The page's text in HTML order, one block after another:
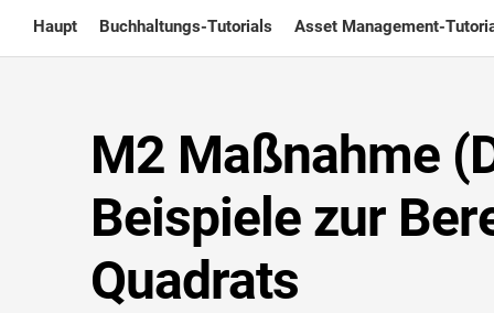
content
Haupt Buchhaltungs-Tutorials Asset Management-
M2 Maßnahme
Beispiele zur
Quadrats